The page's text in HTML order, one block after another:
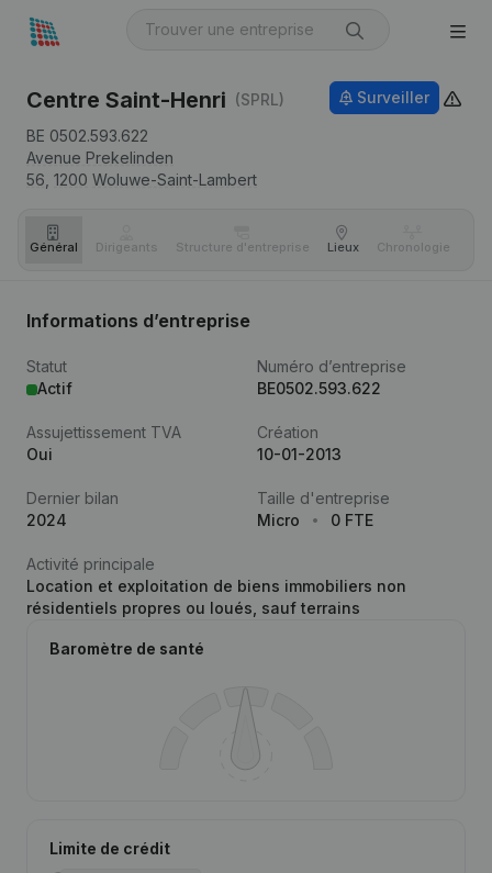
Centre Saint-Henri (SPRL)
BE 0502.593.622
Avenue Prekelinden
56, 1200 Woluwe-Saint-Lambert
Surveiller
Général Dirigeants Structure d'entreprise Lieux Chronologie
Informations d’entreprise
Statut
Actif
Numéro d’entreprise
BE0502.593.622
Assujettissement TVA
Oui
Création
10-01-2013
Dernier bilan
2024
Taille d'entreprise
Micro
0 FTE
Activité principale
Location et exploitation de biens immobiliers non
résidentiels propres ou loués, sauf terrains
Baromètre de santé
Limite de crédit